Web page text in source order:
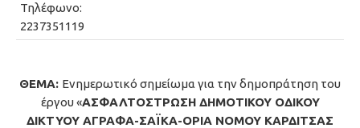
Τηλέφωνο:
2237351119
ΘΕΜΑ: Ενημερωτικό σημείωμα για την δημοπράτηση του
έργου «ΑΣΦΑΛΤΟΣΤΡΩΣΗ ΔΗΜΟΤΙΚΟΥ ΟΔΙΚΟΥ
ΔΙΚΤΥΟΥ ΑΓΡΑΦΑ-ΣΑΪΚΑ-ΟΡΙΑ ΝΟΜΟΥ ΚΑΡΔΙΤΣΑΣ